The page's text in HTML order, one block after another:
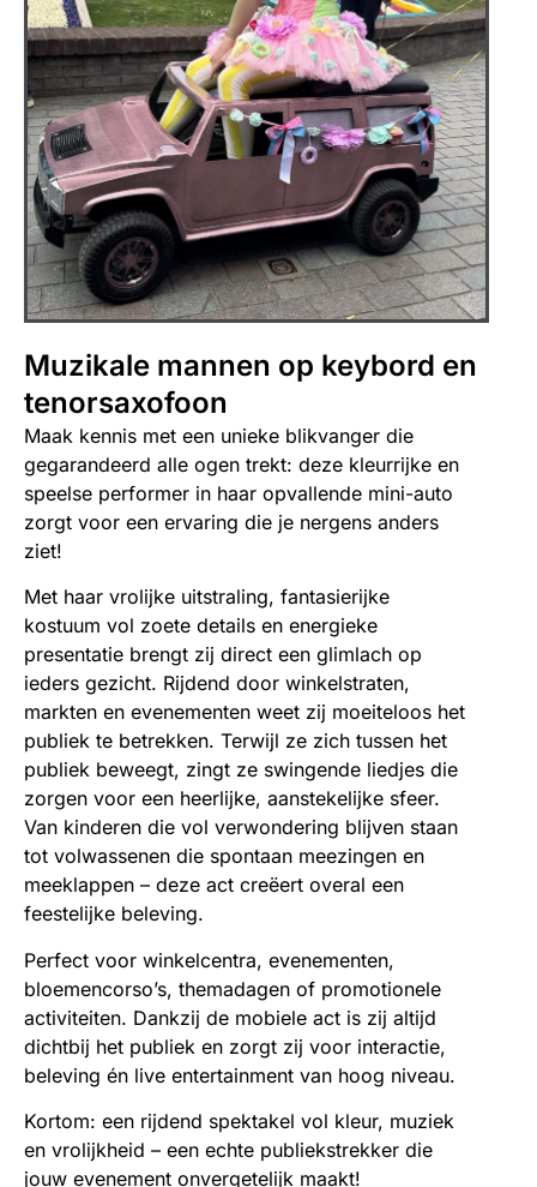
Muzikale mannen op keybord en
tenorsaxofoon
Maak kennis met een unieke blikvanger die
gegarandeerd alle ogen trekt: deze kleurrijke en
speelse performer in haar opvallende mini-auto
zorgt voor een ervaring die je nergens anders
ziet!
Met haar vrolijke uitstraling, fantasierijke
kostuum vol zoete details en energieke
presentatie brengt zij direct een glimlach op
ieders gezicht. Rijdend door winkelstraten,
markten en evenementen weet zij moeiteloos het
publiek te betrekken. Terwijl ze zich tussen het
publiek beweegt, zingt ze swingende liedjes die
zorgen voor een heerlijke, aanstekelijke sfeer.
Van kinderen die vol verwondering blijven staan
tot volwassenen die spontaan meezingen en
meeklappen – deze act creëert overal een
feestelijke beleving.
Perfect voor winkelcentra, evenementen,
bloemencorso’s, themadagen of promotionele
activiteiten. Dankzij de mobiele act is zij altijd
dichtbij het publiek en zorgt zij voor interactie,
beleving én live entertainment van hoog niveau.
Kortom: een rijdend spektakel vol kleur, muziek
en vrolijkheid – een echte publiekstrekker die
jouw evenement onvergetelijk maakt!